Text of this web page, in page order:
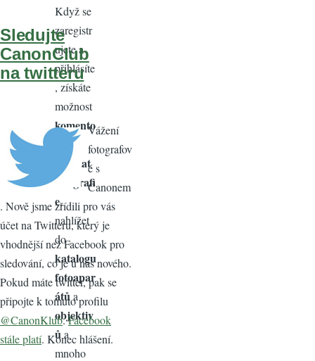
Sledujte
CanonClub
na twitteru
Vážení
fotografov
é s
Canonem
. Nově jsme zřídili pro vás
účet na Twitteru, který je
vhodnější než Facebook pro
sledování, co je u nás nového.
Pokud máte twitter, pak se
připojte k tomuto profilu
@CanonKlub.Facebook
stále platí. Konec hlášení.
Když se
zaregistr
ujete a
přihlásíte
, získáte
možnost
komento
vkládat
fotografi
e,
nahlížet
do
katalogu
fotoapar
átů a
objektiv
ů a
mnoho